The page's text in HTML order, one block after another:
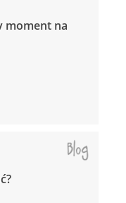
moment na